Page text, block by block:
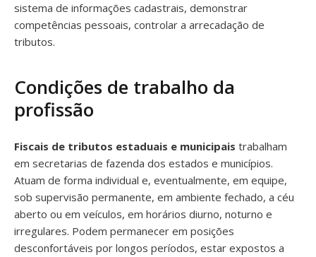
sistema de informações cadastrais, demonstrar
competências pessoais, controlar a arrecadação de
tributos.
Condições de trabalho da
profissão
Fiscais de tributos estaduais e municipais trabalham
em secretarias de fazenda dos estados e municípios.
Atuam de forma individual e, eventualmente, em equipe,
sob supervisão permanente, em ambiente fechado, a céu
aberto ou em veículos, em horários diurno, noturno e
irregulares. Podem permanecer em posições
desconfortáveis por longos períodos, estar expostos a